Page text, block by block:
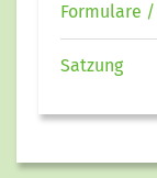
Formulare /
Satzung